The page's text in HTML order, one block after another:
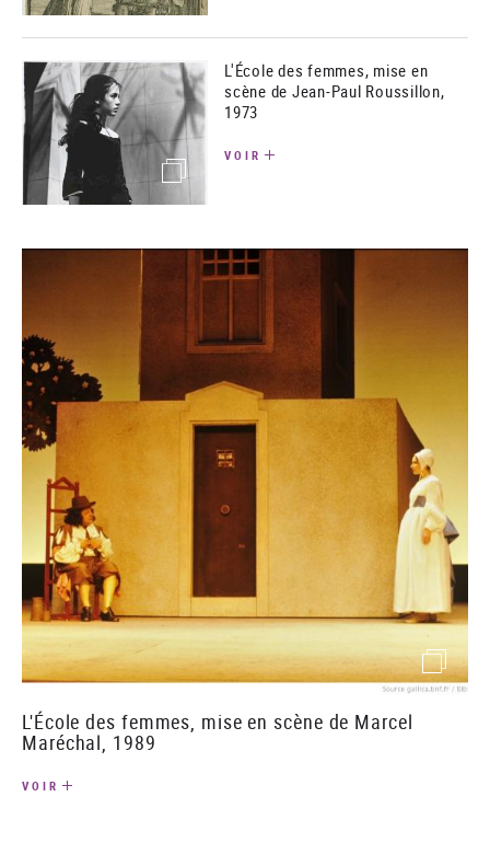
(image)
L'École des femmes, mise en
scène de Jean-Paul Roussillon,
1973
VOIR
(image)
L'École des femmes, mise en scène de Marcel
Maréchal, 1989
VOIR